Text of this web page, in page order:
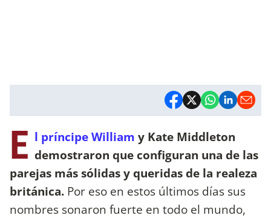
E l príncipe William y Kate Middleton
demostraron que configuran una de las
parejas más sólidas y queridas de la realeza
británica. Por eso en estos últimos días sus
nombres sonaron fuerte en todo el mundo,